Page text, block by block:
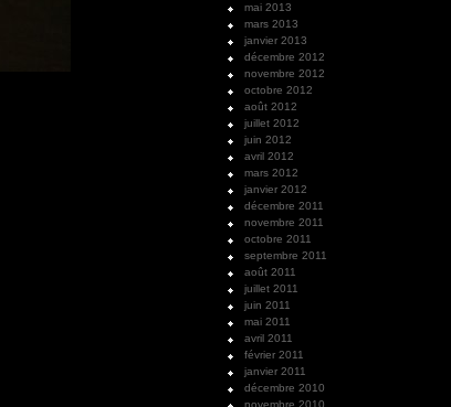
mai 2013
mars 2013
janvier 2013
décembre 2012
novembre 2012
octobre 2012
août 2012
juillet 2012
juin 2012
avril 2012
mars 2012
janvier 2012
décembre 2011
novembre 2011
octobre 2011
septembre 2011
août 2011
juillet 2011
juin 2011
mai 2011
avril 2011
février 2011
janvier 2011
décembre 2010
novembre 2010